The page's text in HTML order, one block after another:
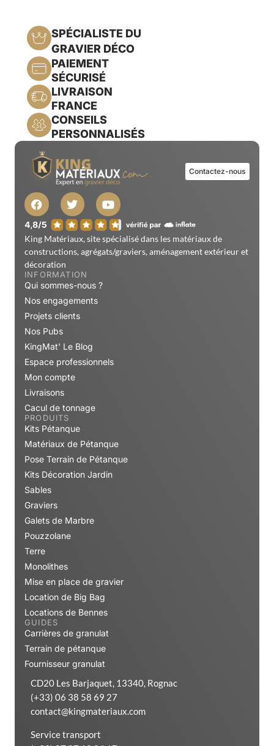
SPÉCIALISTE DU
GRAVIER DÉCO
PAIEMENT
SÉCURISÉ
LIVRAISON
FRANCE
CONSEILS
PERSONNALISÉS
Contactez-nous
King Matériaux, site spécialisé dans les matériaux de
constructions, agrégats/graviers, aménagement extérieur et
décoration
INFORMATION
Qui sommes-nous ?
Nos engagements
Projets clients
Nos Pubs
KingMat' Le Blog
Espace professionnels
Mon compte
Livraisons
Cacul de tonnage
PRODUITS
Kits Pétanque
Matériaux de Pétanque
Pose Terrain de Pétanque
Kits Décoration Jardin
Sables
Graviers
Galets de Marbre
Pouzzolane
Terre
Monolithes
Mise en place de gravier
Location de Big Bag
Locations de Bennes
GUIDES
Carrières de granulat
Terrain de pétanque
Fournisseur granulat
CD20 Les Barjaquet, 13340, Rognac
(+33) 06 38 58 69 27
contact@kingmateriaux.com
Service transport